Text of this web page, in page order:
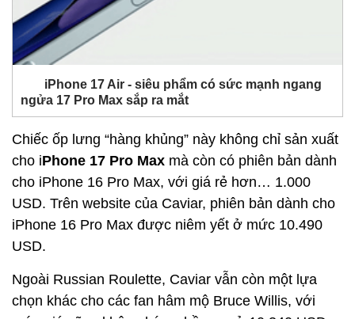
iPhone 17 Air - siêu phẩm có sức mạnh ngang
ngửa 17 Pro Max sắp ra mắt
Chiếc ốp lưng “hàng khủng” này không chỉ sản xuất
cho iPhone 17 Pro Max mà còn có phiên bản dành
cho iPhone 16 Pro Max, với giá rẻ hơn… 1.000
USD. Trên website của Caviar, phiên bản dành cho
iPhone 16 Pro Max được niêm yết ở mức 10.490
USD.
Ngoài Russian Roulette, Caviar vẫn còn một lựa
chọn khác cho các fan hâm mộ Bruce Willis, với